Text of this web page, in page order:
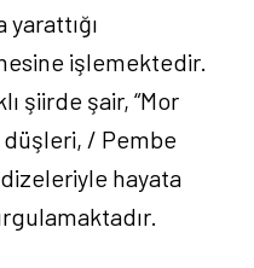
yarattığı
işlemektedir.
şiirde şair, “Mor
/ Pembe
dizeleriyle hayata